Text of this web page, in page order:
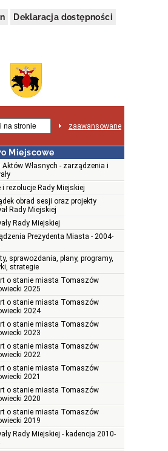
Deklaracja dostępności
zaawansowane
Miejscowe
Aktów Własnych - zarządzenia i
i rezolucje Rady Miejskiej
obrad sesji oraz projekty
Rady Miejskiej
Rady Miejskiej
Prezydenta Miasta - 2004-
sprawozdania, plany, programy,
strategie
o stanie miasta Tomaszów
2025
o stanie miasta Tomaszów
2024
o stanie miasta Tomaszów
2023
o stanie miasta Tomaszów
2022
o stanie miasta Tomaszów
2021
o stanie miasta Tomaszów
2020
o stanie miasta Tomaszów
2019
Rady Miejskiej - kadencja 2010-